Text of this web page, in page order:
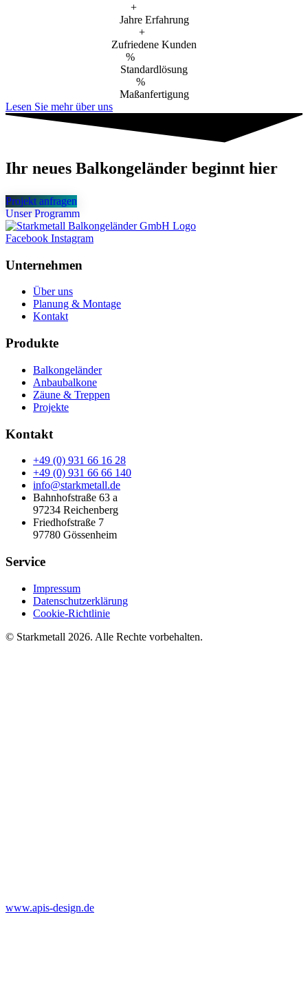
+
Jahre Erfahrung
+
Zufriedene Kunden
%
Standardlösung
%
Maßanfertigung
Lesen Sie mehr über uns
Ihr neues Balkongeländer beginnt hier
Projekt anfragen
Unser Programm
Facebook Instagram
Unternehmen
Über uns
Planung & Montage
Kontakt
Produkte
Balkongeländer
Anbaubalkone
Zäune & Treppen
Projekte
Kontakt
+49 (0) 931 66 16 28
+49 (0) 931 66 66 140
info@starkmetall.de
Bahnhofstraße 63 a
97234 Reichenberg
Friedhofstraße 7
97780 Gössenheim
Service
Impressum
Datenschutzerklärung
Cookie-Richtlinie
© Starkmetall 2026. Alle Rechte vorbehalten.
www.apis-design.de